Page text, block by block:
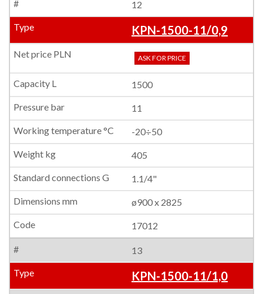
12
KPN-1500-11/0,9
ASK FOR PRICE
1500
11
-20÷50
405
1.1/4"
ø900 x 2825
17012
13
KPN-1500-11/1,0